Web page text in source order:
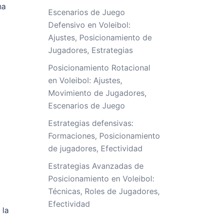
la
Escenarios de Juego
Defensivo en Voleibol:
Ajustes, Posicionamiento de
Jugadores, Estrategias
Posicionamiento Rotacional
en Voleibol: Ajustes,
Movimiento de Jugadores,
Escenarios de Juego
Estrategias defensivas:
Formaciones, Posicionamiento
de jugadores, Efectividad
Estrategias Avanzadas de
Posicionamiento en Voleibol:
Técnicas, Roles de Jugadores,
Efectividad